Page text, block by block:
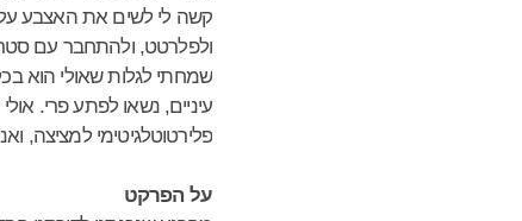
קשה לי לשים את האצבע על
ולפלרטט, ולהתחבר עם
שמחתי לגלות שאולי הוא
עיניים, נשאו לפתע פרי.
פלירטוטלגיטימי למציצה,
על הפרקט